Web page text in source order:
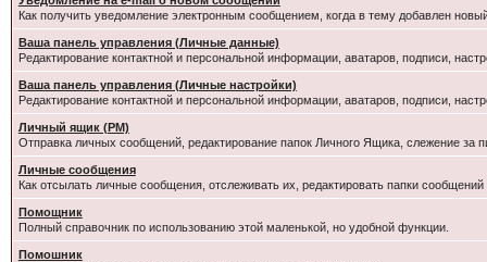
Как получить уведомление электронным сообщением, когда в тему добавлен
Ваша панель управления (Личные данные)
Редактирование контактной и персональной информации, аватаров, подписи,
Ваша панель управления (Личные настройки)
Редактирование контактной и персональной информации, аватаров, подписи,
Личный ящик (PM)
Отправка личных сообщений, редактирование папок Личного Ящика, слежение за
Личные сообщения
Как отсылать личные сообщения, отслеживать их, редактировать папки
Помощник
Полный справочник по использованию этой маленькой, но удобной функции.
Помошник